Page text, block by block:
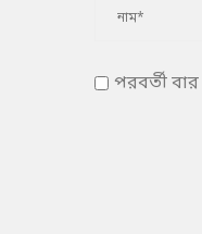
পরবর্তী